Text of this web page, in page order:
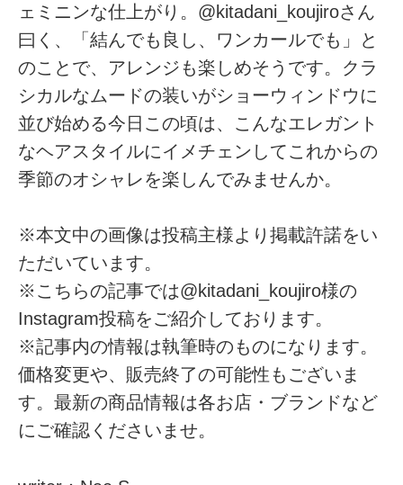
ェミニンな仕上がり。@kitadani_koujiroさん
曰く、「結んでも良し、ワンカールでも」と
のことで、アレンジも楽しめそうです。クラ
シカルなムードの装いがショーウィンドウに
並び始める今日この頃は、こんなエレガント
なヘアスタイルにイメチェンしてこれからの
季節のオシャレを楽しんでみませんか。
※本文中の画像は投稿主様より掲載許諾をい
ただいています。
※こちらの記事では@kitadani_koujiro様の
Instagram投稿をご紹介しております。
※記事内の情報は執筆時のものになります。
価格変更や、販売終了の可能性もございま
す。最新の商品情報は各お店・ブランドなど
にご確認くださいませ。